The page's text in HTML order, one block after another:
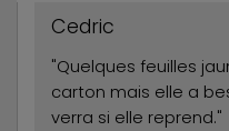
Cedric
"Quelques feuilles
carton mais elle a
verra si elle reprend."